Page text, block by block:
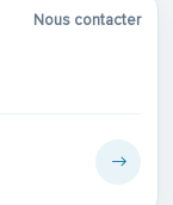
Nous contacter